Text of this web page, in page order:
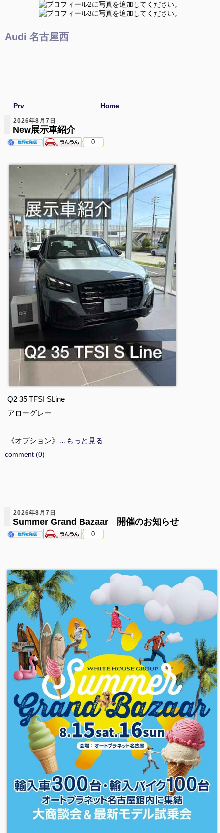
Audi 名古屋西
Prv Home
2026年8月7日
New展示車紹介
0
Q2 35 TFSI SLine
アローグレー
《オプション》 …もっと見る
comment (0)
2026年8月7日
Summer Grand Bazaar 開催のお知らせ
0